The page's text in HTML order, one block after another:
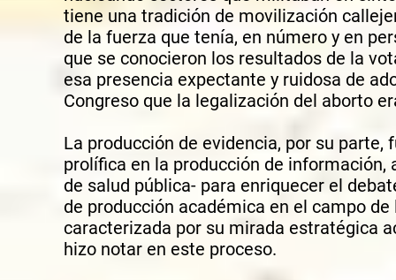
tiene una tradición de movilización
de la fuerza que tenía, en número y en
que se conocieron los resultados de la
esa presencia expectante y ruidosa de
Congreso que la legalización del aborto
La producción de evidencia, por su
prolífica en la producción de
de salud pública- para enriquecer el
de producción académica en el campo
caracterizada por su mirada estratégica
hizo notar en este proceso.